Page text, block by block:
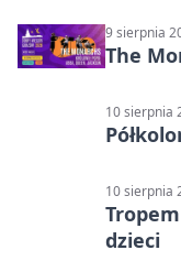
9 sierpnia
The
10 sierpnia
10 sierpnia
dzieci